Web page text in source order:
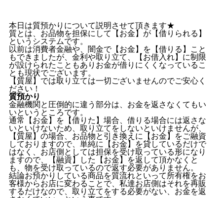
本日は質預かりについて説明させて頂きます★
質とは、お品物を担保にして【お金】が【借りられる】
というシステムです。
以前は消費者金融や、闇金で【お金】を【借りる】こと
もできましたが、金利や取り立て、【お借入れ】に制限
が設けられたこともありお金が借りにくくなっているこ
とも現状でございます。
【質屋】では取り立ては一切ございませんのでご安心く
ださい！
質預かり
金融機関と圧倒的に違う部分は、お金を返さなくてもい
いというところです。
通常【お金】を【借りた】場合、借りる場合には返さな
いといけないため、取り立てをしないといけませんが、
【質屋】の場合、お品物と引き換えに【お金】をご融資
しておりますので、単純に【お金】を貸しているだけで
はなく、お店側としては担保を受け取っている形になり
ますので、【融資】した【お金】を返して頂かなくと
も、物を受け取っているので返す必要がありません。
結論お預かりしている商品を質流れといって所有権をお
客様からお店に変わることで、私達お店側はそれを再販
するだけなので、取り立てをする必要がない、お金を返